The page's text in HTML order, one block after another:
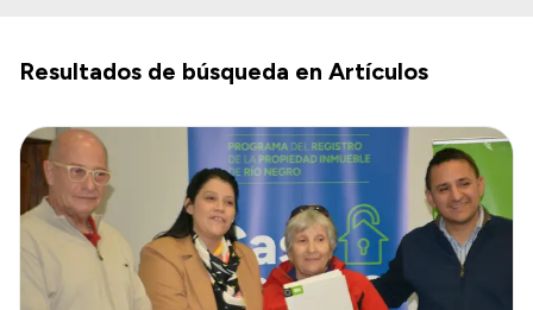
Autoridades
Referentes de prensa
Archivo de noticias
Transparencia
Resultados de búsqueda en Artículos